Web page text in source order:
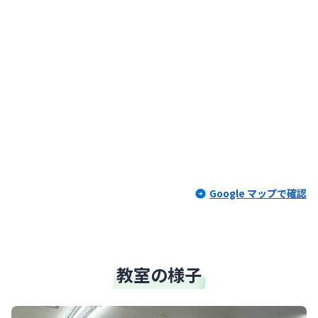
Google マップで確認
教室の様子